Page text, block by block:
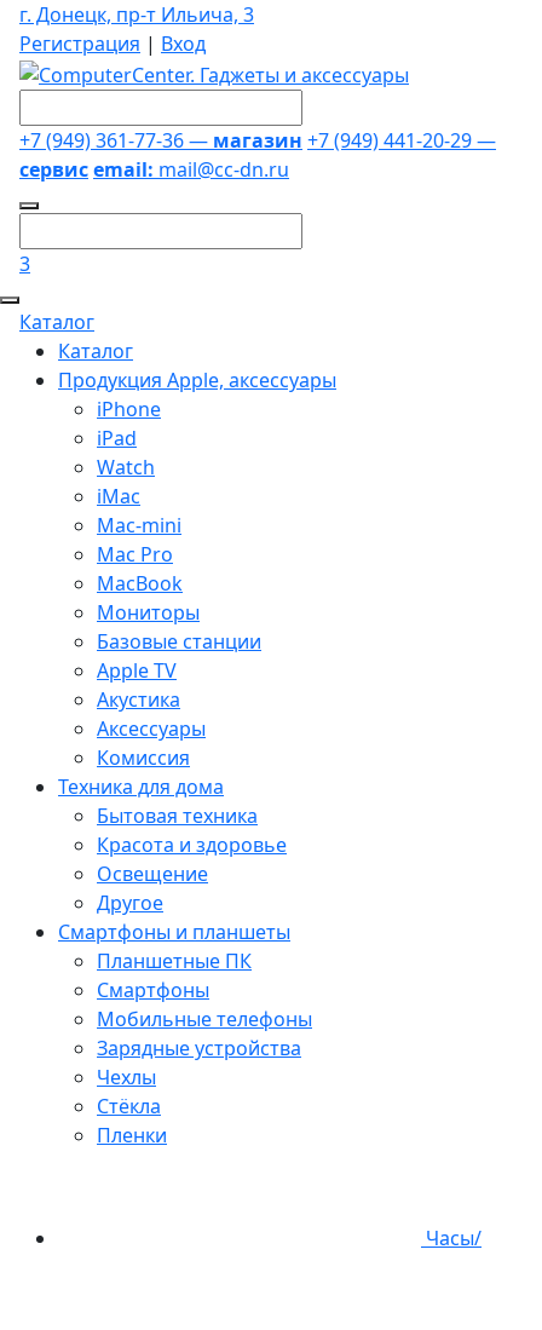
г. Донецк, пр-т Ильича, 3
Регистрация | Вход
+7 (949) 361-77-36 — магазин +7 (949) 441-20-29 —
сервисemail: mail@cc-dn.ru
3
Каталог
Каталог
Продукция Apple, аксессуары
iPhone
iPad
Watch
iMac
Mac-mini
Mac Pro
MacBook
Мониторы
Базовые станции
Apple TV
Акустика
Аксессуары
Комиссия
Техника для дома
Бытовая техника
Красота и здоровье
Освещение
Другое
Смартфоны и планшеты
Планшетные ПК
Смартфоны
Мобильные телефоны
Зарядные устройства
Чехлы
Стёкла
Пленки
Часы/